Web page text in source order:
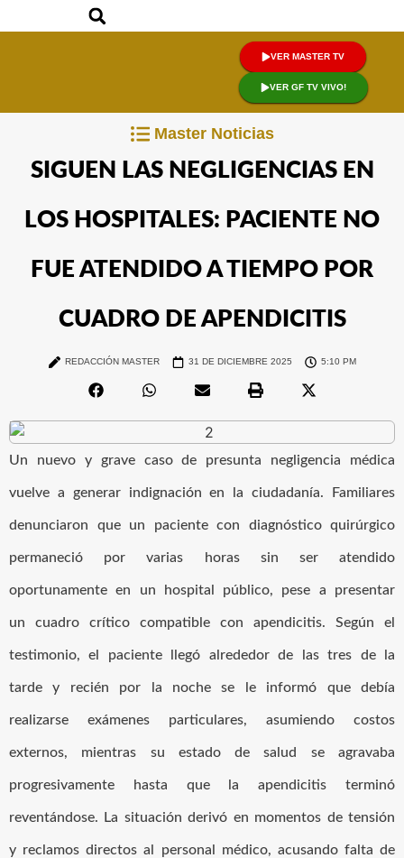
VER MASTER TV
VER GF TV VIVO!
Master Noticias
SIGUEN LAS NEGLIGENCIAS EN
LOS HOSPITALES: PACIENTE NO
FUE ATENDIDO A TIEMPO POR
CUADRO DE APENDICITIS
REDACCIÓN MASTER 31 DE DICIEMBRE 2025 5:10 PM
Un nuevo y grave caso de presunta negligencia médica
vuelve a generar indignación en la ciudadanía. Familiares
denunciaron que un paciente con diagnóstico quirúrgico
permaneció por varias horas sin ser atendido
oportunamente en un hospital público, pese a presentar
un cuadro crítico compatible con apendicitis. Según el
testimonio, el paciente llegó alrededor de las tres de la
tarde y recién por la noche se le informó que debía
realizarse exámenes particulares, asumiendo costos
externos, mientras su estado de salud se agravaba
progresivamente hasta que la apendicitis terminó
reventándose. La situación derivó en momentos de tensión
y reclamos directos al personal médico, acusando falta de